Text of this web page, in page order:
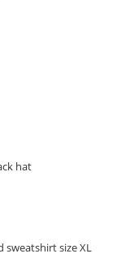
hat
sweatshirt size XL